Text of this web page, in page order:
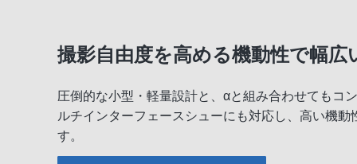
撮影自由度を高める機動性で幅広
圧倒的な小型・軽量設計と、αと組み合わせてもコ
ルチインターフェースシューにも対応し、高い機
す。